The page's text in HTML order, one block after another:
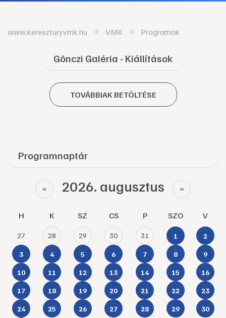
www.kereszturyvmk.hu VMK Programok
Gönczi Galéria - Kiállítások
TOVÁBBIAK BETÖLTÉSE
Programnaptár
< 2026. augusztus >
H K SZ CS P SZO V
27 28 29 30 31 1 2
3 4 5 6 7 8 9
10 11 12 13 14 15 16
17 18 19 20 21 22 23
24 25 26 27 28 29 30